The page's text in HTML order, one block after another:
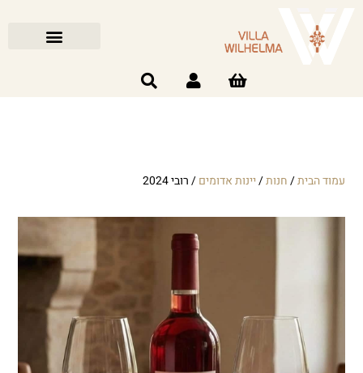
עמוד הבית/חנות/יינות אדומים/ רובי 2024